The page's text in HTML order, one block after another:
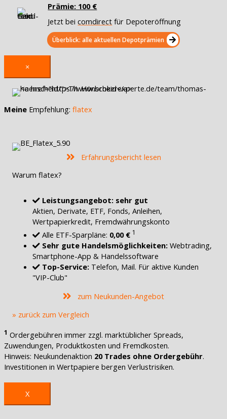
Prämie: 100 €
Jetzt beicomdirect für Depoteröffnung
Überblick: alle aktuellen Depotprämien
×
Meine Empfehlung: flatex
Erfahrungsbericht lesen
Warum flatex?
Leistungsangebot: sehr gut
Aktien, Derivate, ETF, Fonds, Anleihen,
Wertpapierkredit, Fremdwährungskonto
Alle ETF-Sparpläne: 0,00 € 1
Sehr gute Handelsmöglichkeiten: Webtrading,
Smartphone-App & Handelssoftware
Top-Service: Telefon, Mail. Für aktive Kunden
"VIP-Club"
zum Neukunden-Angebot
» zurück zum Vergleich
1 Ordergebühren immer zzgl. marktüblicher Spreads,
Zuwendungen, Produktkosten und Fremdkosten.
Hinweis: Neukundenaktion 20 Trades ohne Ordergebühr.
Investitionen in Wertpapiere bergen Verlustrisiken.
X